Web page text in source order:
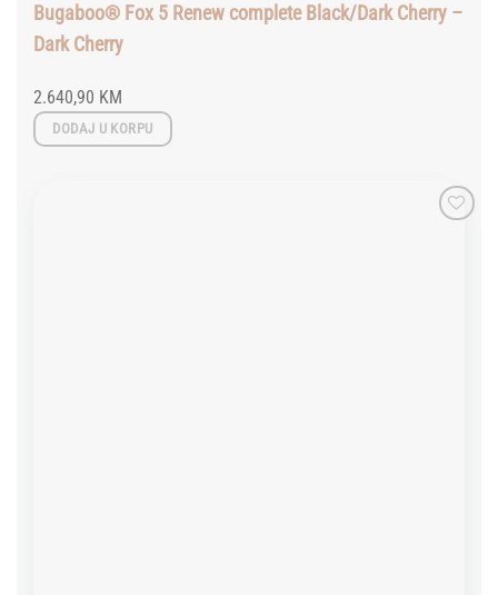
Bugaboo® Fox 5 Renew complete Black/Dark Cherry –
Dark Cherry
2.640,90 KM
DODAJ U KORPU